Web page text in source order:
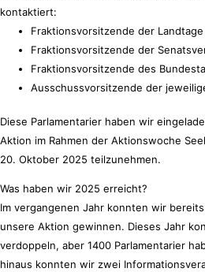
kontaktiert:
Fraktionsvorsitzende der Landtage
Fraktionsvorsitzende der
Fraktionsvorsitzende des
Ausschussvorsitzende der
Diese Parlamentarier haben wir
Aktion im Rahmen der Aktionswoche
20. Oktober 2025 teilzunehmen.
Was haben wir 2025 erreicht?
Im vergangenen Jahr konnten wir
unsere Aktion gewinnen. Dieses Jahr
verdoppeln, aber 1400 Parlamentarier
hinaus konnten wir zwei